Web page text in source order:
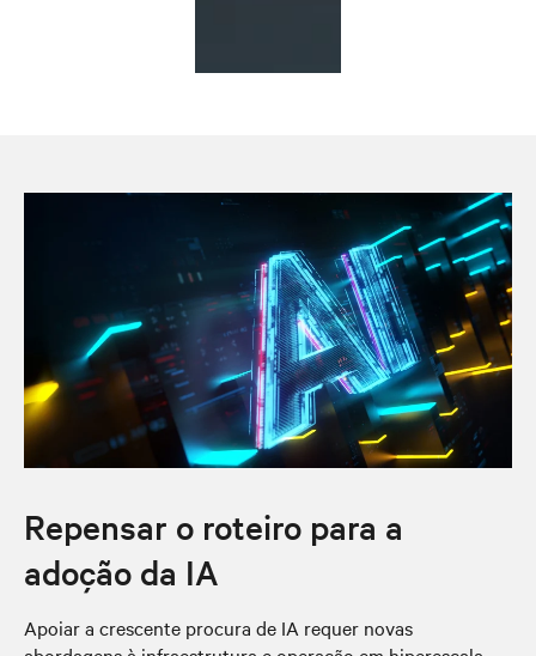
Repensar o roteiro para a
adoção da IA
Apoiar a crescente procura de IA requer novas